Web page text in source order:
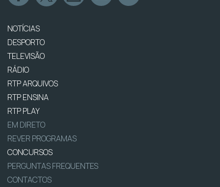
NOTÍCIAS
DESPORTO
TELEVISÃO
RÁDIO
RTP ARQUIVOS
RTP ENSINA
RTP PLAY
EM DIRETO
REVER PROGRAMAS
CONCURSOS
PERGUNTAS FREQUENTES
CONTACTOS